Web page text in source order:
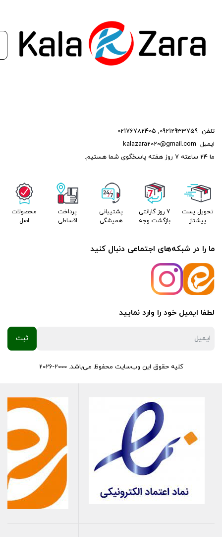
تلفن 09212933759
,
02176782405
ایمیل kalazara2020@gmail.com
ما 24 ساعته 7 روز هفته پاسخگوی شما هستیم.
تحویل پست
پیشتاز
7 روز گارانتی
بازگشت وجه
پشتیبانی
همیشگی
پرداخت
اقساطی
محصولات
اصل
ما را در شبکه‌های اجتماعی دنبال کنید
لطفا ایمیل خود را وارد نمایید
کلیه حقوق این وب‌سایت محفوظ می‌باشد. 2000-2026